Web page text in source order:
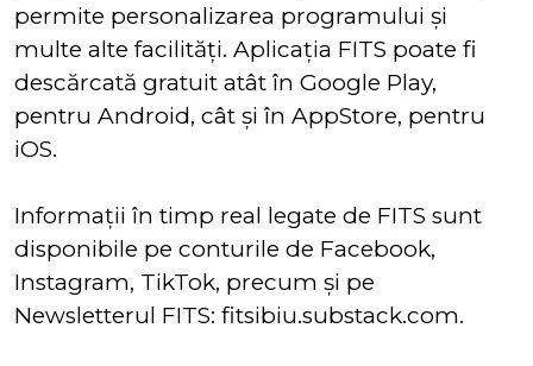
permite personalizarea programului şi
multe alte facilități. Aplicaţia FITS poate fi
descărcată gratuit atât în Google Play,
pentru Android, cât și în AppStore, pentru
iOS.
Informații în timp real legate de FITS sunt
disponibile pe conturile de Facebook,
Instagram, TikTok, precum și pe
Newsletterul FITS: fitsibiu.substack.com.